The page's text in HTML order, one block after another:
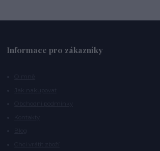
Informace pro zákazníky